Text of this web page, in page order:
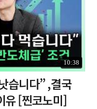
10:38
습니다” ,결국
유 [찐코노미]